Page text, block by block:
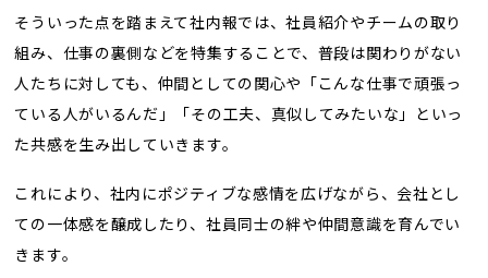
そういった点を踏まえて社内報では、社員紹介やチームの取り
組み、仕事の裏側などを特集することで、普段は関わりがない
人たちに対しても、仲間としての関心や「こんな仕事で頑張っ
ている人がいるんだ」「その工夫、真似してみたいな」といっ
た共感を生み出していきます。
これにより、社内にポジティブな感情を広げながら、会社とし
ての一体感を醸成したり、社員同士の絆や仲間意識を育んでい
きます。